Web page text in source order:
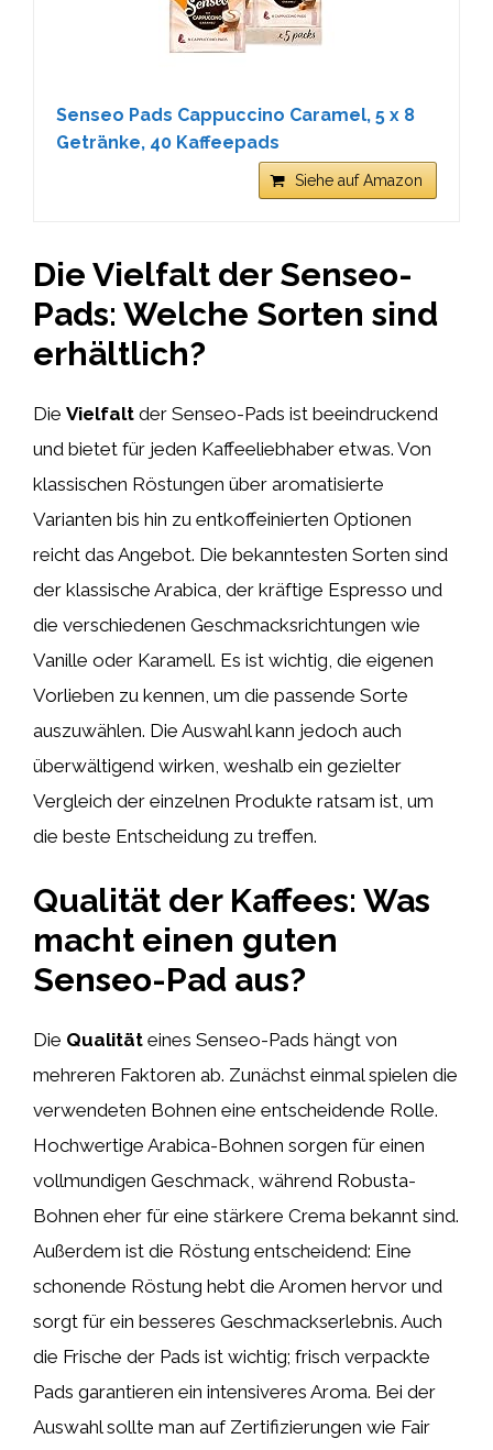
Senseo Pads Cappuccino Caramel, 5 x 8
Getränke, 40 Kaffeepads
Siehe auf Amazon
Die Vielfalt der Senseo-
Pads: Welche Sorten sind
erhältlich?
Die Vielfalt der Senseo-Pads ist beeindruckend
und bietet für jeden Kaffeeliebhaber etwas. Von
klassischen Röstungen über aromatisierte
Varianten bis hin zu entkoffeinierten Optionen
reicht das Angebot. Die bekanntesten Sorten sind
der klassische Arabica, der kräftige Espresso und
die verschiedenen Geschmacksrichtungen wie
Vanille oder Karamell. Es ist wichtig, die eigenen
Vorlieben zu kennen, um die passende Sorte
auszuwählen. Die Auswahl kann jedoch auch
überwältigend wirken, weshalb ein gezielter
Vergleich der einzelnen Produkte ratsam ist, um
die beste Entscheidung zu treffen.
Qualität der Kaffees: Was
macht einen guten
Senseo-Pad aus?
Die Qualität eines Senseo-Pads hängt von
mehreren Faktoren ab. Zunächst einmal spielen die
verwendeten Bohnen eine entscheidende Rolle.
Hochwertige Arabica-Bohnen sorgen für einen
vollmundigen Geschmack, während Robusta-
Bohnen eher für eine stärkere Crema bekannt sind.
Außerdem ist die Röstung entscheidend: Eine
schonende Röstung hebt die Aromen hervor und
sorgt für ein besseres Geschmackserlebnis. Auch
die Frische der Pads ist wichtig; frisch verpackte
Pads garantieren ein intensiveres Aroma. Bei der
Auswahl sollte man auf Zertifizierungen wie Fair